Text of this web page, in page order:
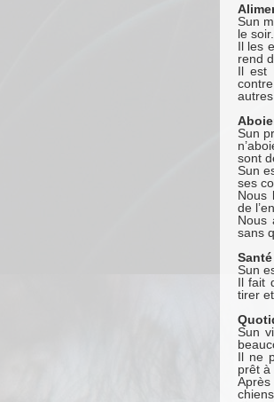
Sun
le soir.
Il les
rend
Il est
Sun
sont
Sun
ses
Nous
de
Nous
sans
Santé
Sun
Il fait
tirer
Sun
Il ne
prêt à